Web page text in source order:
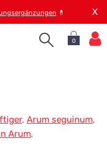
💊 X
0
, Arum seguinum,
Arum,